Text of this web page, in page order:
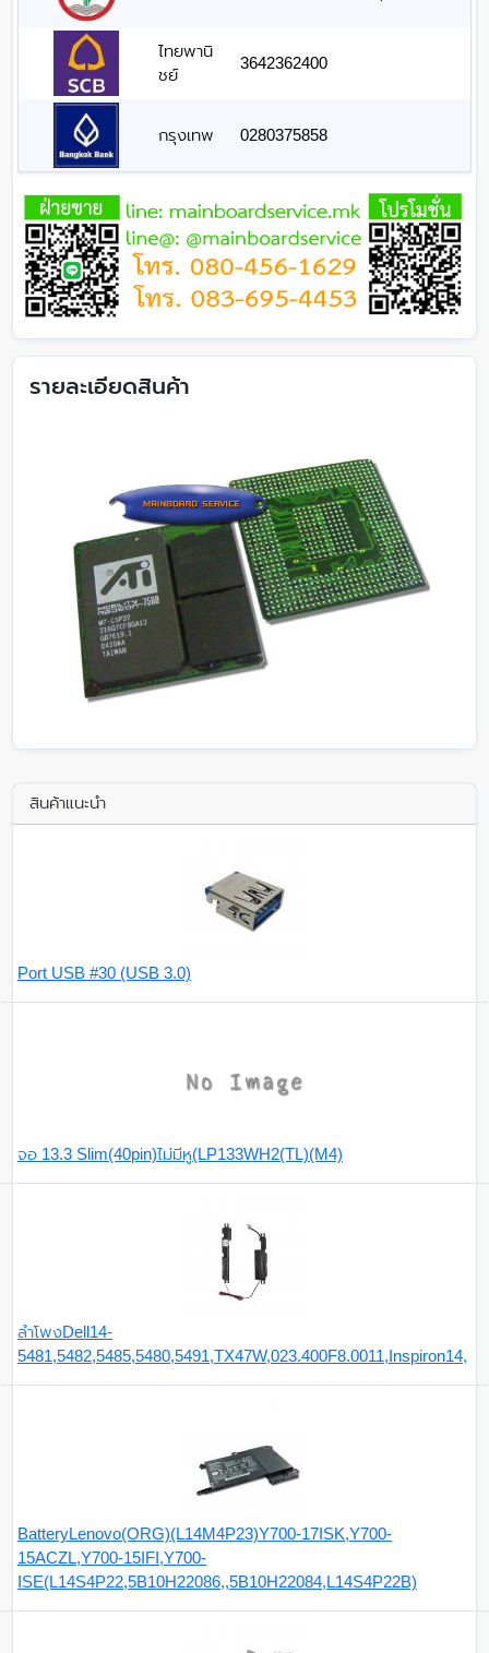
ไทยพานิ
ชย์
3642362400
กรุงเทพ 0280375858
รายละเอียดสินค้า
สินค้าแนะนำ
Port USB #30 (USB 3.0)
จอ 13.3 Slim(40pin)ไม่มีหู(LP133WH2(TL)(M4)
ลำโพงDell14-
5481,5482,5485,5480,5491,TX47W,023.400F8.0011,Inspiron14,
BatteryLenovo(ORG)(L14M4P23)Y700-17ISK,Y700-
15ACZL,Y700-15IFI,Y700-
ISE(L14S4P22,5B10H22086,,5B10H22084,L14S4P22B)